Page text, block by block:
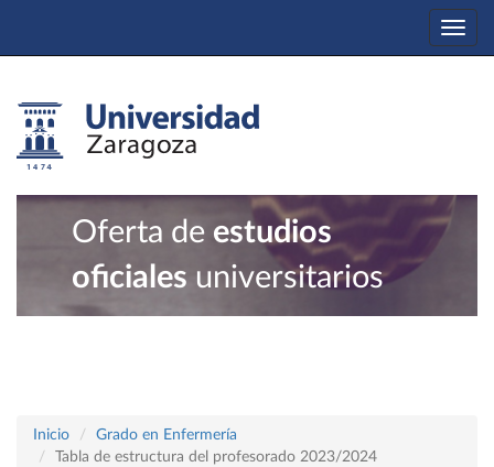
Oferta de estudios
oficiales universitarios
Inicio
Grado en Enfermería
Tabla de estructura del profesorado 2023/2024